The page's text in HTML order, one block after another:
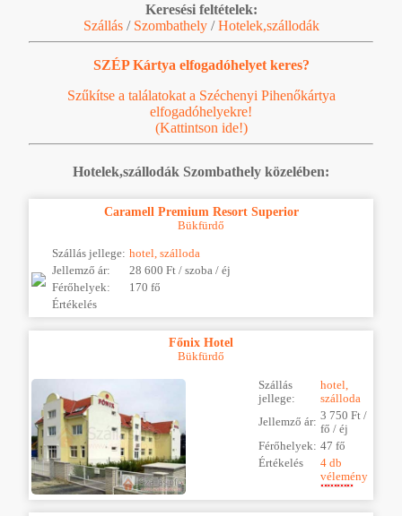
Keresési feltételek:
Szállás/ Szombathely/Hotelek,szállodák
SZÉP Kártya elfogadóhelyet keres?
Szűkítse a találatokat a Széchenyi Pihenőkártya
elfogadóhelyekre!
(Kattintson ide!)
Hotelek,szállodák Szombathely közelében:
Caramell Premium Resort Superior
Bükfürdő
Szállás jellege: hotel, szálloda
Jellemző ár:
28 600 Ft / szoba / éj
Férőhelyek:
170 fő
Értékelés
Főnix Hotel
Bükfürdő
Szállás
jellege:
hotel,
szálloda
Jellemző ár: 3 750 Ft /
fő / éj
Férőhelyek: 47 fő
Értékelés
4 db
vélemény